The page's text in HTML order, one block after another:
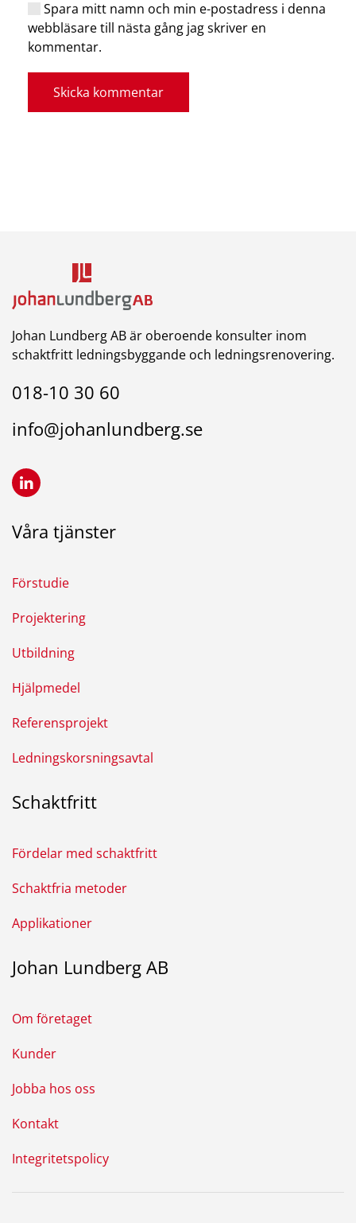
Spara mitt namn och min e-postadress i denna
webbläsare till nästa gång jag skriver en
kommentar.
Skicka kommentar
Johan Lundberg AB är oberoende konsulter inom
schaktfritt ledningsbyggande och ledningsrenovering.
018-10 30 60
info@johanlundberg.se
Våra tjänster
Förstudie
Projektering
Utbildning
Hjälpmedel
Referensprojekt
Ledningskorsningsavtal
Schaktfritt
Fördelar med schaktfritt
Schaktfria metoder
Applikationer
Johan Lundberg AB
Om företaget
Kunder
Jobba hos oss
Kontakt
Integritetspolicy